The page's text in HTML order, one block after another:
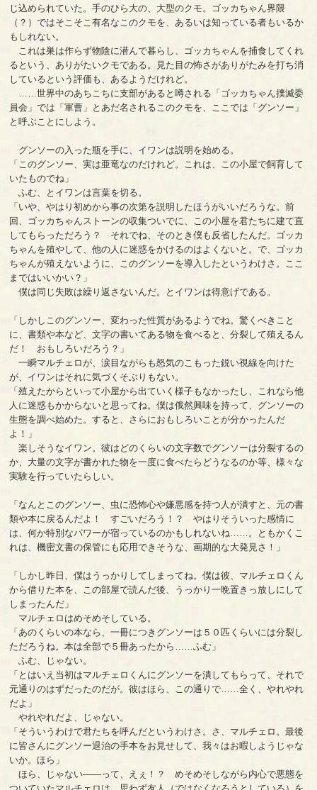
じ込められていた。手のひら大の、大型のクモ。ゴッカちゃん界隈
（？）ではそこそこ有名なこのクモを、あるいは知っている者もいるか
もしれない。
これは巣は作らず物陰に潜んで暮らし、ゴッカちゃんを捕食してくれ
るという、ありがたいクモである。見た目の怖さがありがたみを打ち消
しているという評価も、あるようだけれど。
……世界中のあちこちに支部があると噂される「ゴッカちゃん撲滅委
員会」では「軍曹」とあだ名されるこのクモを、ここでは「グンソー」
と呼ぶことにしよう。
グンソーの入った瓶を手に、イワンは説明を始める。
「このグンソー、実は亜竜なのだけれど。これは、この小屋で飼育して
いたものでね」
ふむ、とイワンは言葉を切る。
「いや、やはり初めから事の次第を説明したほうがいいだろうな。前
回、ゴッカちゃんストーンの収集ついでに、この小屋を君たちに建て直
してもらっただろう？ それでね、そのとき僕も反省したんだ。ゴッカ
ちゃんを殖やして、他の人に迷惑をかけるのはよくないと。で、ゴッカ
ちゃんが殖えないように、このグンソーを導入したというわけさ。ここ
まではいいかい？」
僕は同じ失敗は繰り返さないんだ。とイワンは得意げである。
「しかしこのグンソー、変わった性質があるようでね。驚くべきこと
に、書類や本など、文字の書いてある物を食べると、分裂して殖えるん
だ！ おもしろいだろう？」
一瞬マルチェロが、涙目ながらも怒気のこもった鋭い視線を向けた
が、イワンはそれに気づくそぶりもない。
「殖えたからといって小屋から出ていく様子もなかったし、これなら他
人に迷惑もかからないと思ってね。僕は俄然興味を持って、グンソーの
生態を調べ始めた。すると、さらにおもしろいことが分かったんだ
よ！」
楽しそうなイワン。彼はどのくらいの文字数でグンソーは分裂するの
か、大量の文字が書かれた物を一度に食べたらどうなるのか等、様々な
実験を行っていたらしい。
「なんとこのグンソー、虫に恐怖心や嫌悪感を持つ人が潰すと、元の書
類や本に戻るんだよ！ すごいだろう！？ やはりそういった感情に
は、何か特別なパワーが宿っているのかもしれないね……。ともかくこ
れは、機密文書の保管にも応用できそうな、画期的な大発見さ！」
「しかし昨日、僕はうっかりしてしまってね。僕は彼、マルチェロくん
から借りた本を、この部屋で読んだ後、うっかり一晩置きっ放しにして
しまったんだ」
マルチェロはめそめそしている。
「あのくらいの本なら、一冊につきグンソーは５０匹くらいには分裂し
ただろうね。本は全部で５冊あったから……ふむ」
ふむ、じゃない。
「とはいえ当初はマルチェロくんにグンソーを潰してもらって、それで
元通りのはずだったのだが。彼はほら、この通りで……全く、やれやれ
だよ」
やれやれだよ、じゃない。
「そういうわけで君たちを呼んだというわけさ。さ、マルチェロ。最後
に皆さんにグンソー退治の手本をお見せして、我々はお暇しようじゃな
いか。ほら」
ほら、じゃない――って、えぇ！？ めそめそしながら内心で悪態を